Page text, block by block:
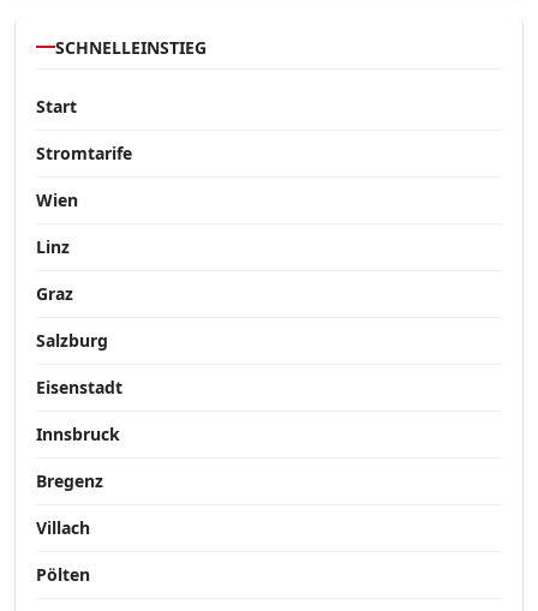
SCHNELLEINSTIEG
Start
Stromtarife
Wien
Linz
Graz
Salzburg
Eisenstadt
Innsbruck
Bregenz
Villach
Pölten